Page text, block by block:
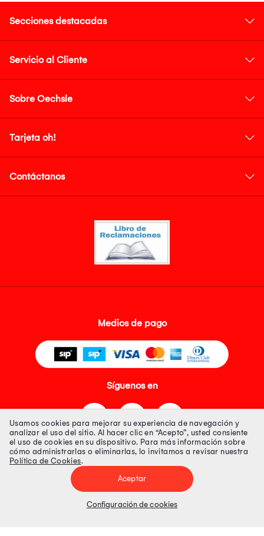
Secciones destacadas
Servicio al Cliente
Sobre Oechsle
Tarjeta oh!
Contáctanos
Medios de pago
Síguenos en
Tienda 100% Segura
Tiendas Peruanas S.A. R.U.C. Nº 20493020618. Todos los derechos
Precios disponibles solo en www.oechsle.pe. Precios online publicados
Usamos cookies para mejorar su experiencia de navegación y
analizar el uso del sitio. Al hacer clic en “Acepto”, usted consiente
el uso de cookies en su dispositivo. Para más información sobre
cómo administrarlas o eliminarlas, lo invitamos a revisar nuestra
Política de Cookies.
Aceptar
Configuración de cookies